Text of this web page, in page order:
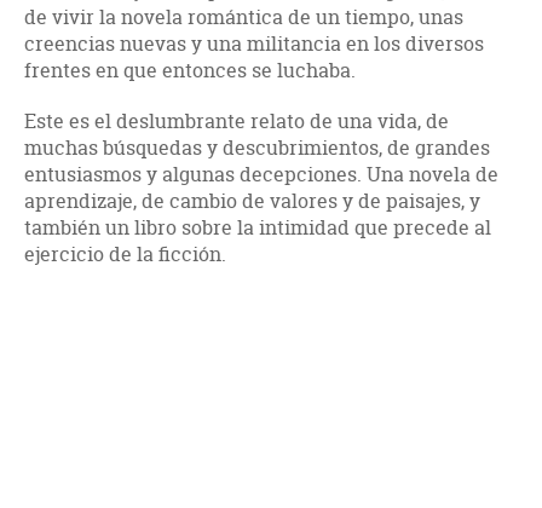
de vivir la novela romántica de un tiempo, unas
creencias nuevas y una militancia en los diversos
frentes en que entonces se luchaba.
Este es el deslumbrante relato de una vida, de
muchas búsquedas y descubrimientos, de grandes
entusiasmos y algunas decepciones. Una novela de
aprendizaje, de cambio de valores y de paisajes, y
también un libro sobre la intimidad que precede al
ejercicio de la ficción.